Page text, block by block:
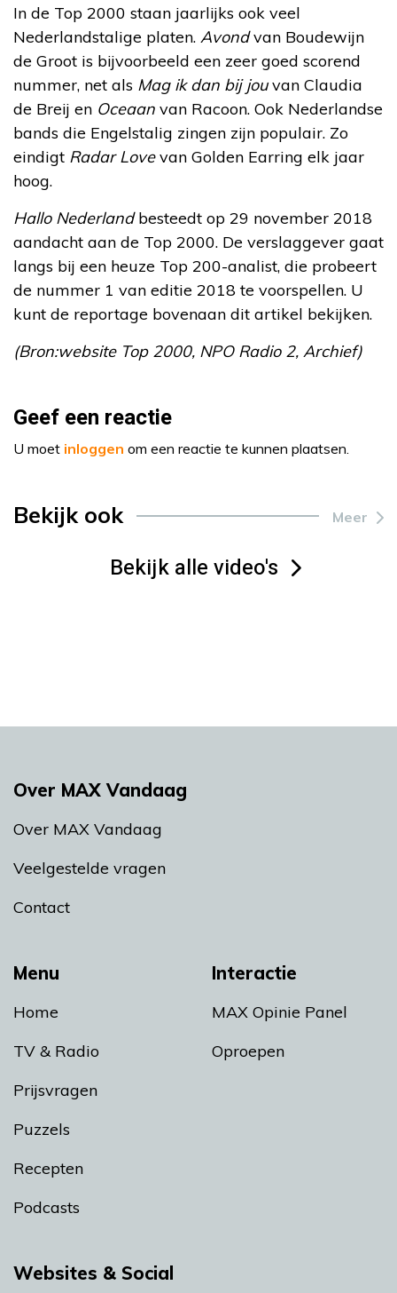
In de Top 2000 staan jaarlijks ook veel
Nederlandstalige platen. Avondvan Boudewijn
de Groot is bijvoorbeeld een zeer goed scorend
nummer, net als Mag ik dan bij jouvan Claudia
de Breij en Oceaan van Racoon. Ook Nederlandse
bands die Engelstalig zingen zijn populair. Zo
eindigt Radar Lovevan Golden Earring elk jaar
hoog.
Hallo Nederlandbesteedt op 29 november 2018
aandacht aan de Top 2000. De verslaggever gaat
langs bij een heuze Top 200-analist, die probeert
de nummer 1 van editie 2018 te voorspellen. U
kunt de reportage bovenaan dit artikel bekijken.
(Bron:website Top 2000, NPO Radio 2, Archief)
Geef een reactie
U moet inloggen om een reactie te kunnen plaatsen.
Bekijk ook Meer
Bekijk alle video's
Menu
Home
TV & Radio
Prijsvragen
Puzzels
Recepten
Podcasts
Interactie
MAX Opinie Panel
Oproepen
Over MAX Vandaag
Over MAX Vandaag
Veelgestelde vragen
Contact
Websites & Social